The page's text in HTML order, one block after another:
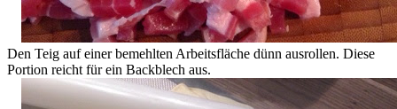
Den Teig auf einer bemehlten Arbeitsfläche dünn ausrollen. Diese
Portion reicht für ein Backblech aus.